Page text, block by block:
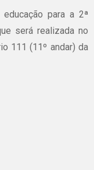
para a 2ª
será realizada no
111 (11º andar) da